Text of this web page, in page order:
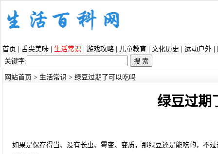
首页 舌尖美味 生活常识 游戏攻略 儿童教育 文化历史 运动户外
关键字:
网站首页 > 生活常识 > 绿豆过期了可以吃吗
绿豆过期
如果是保存得当、没有长虫、霉变、变质，那绿豆还是能吃的，不